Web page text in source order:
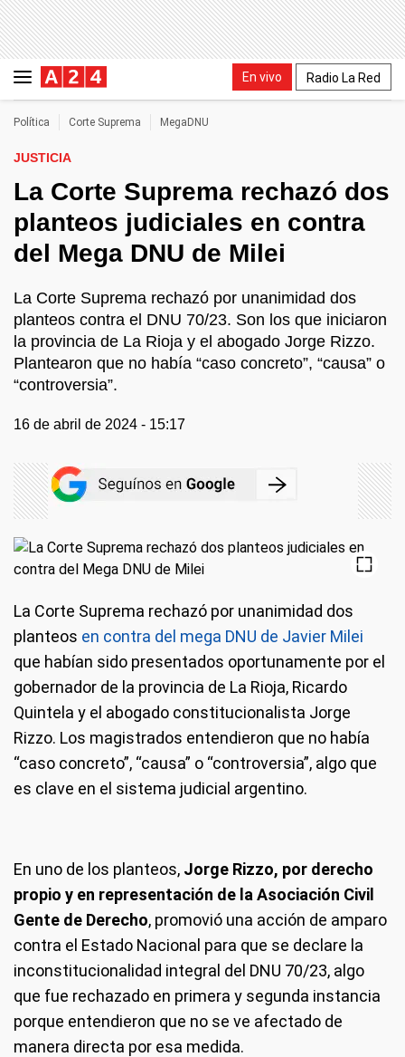
En vivo Radio La Red
Política Corte Suprema MegaDNU
JUSTICIA
La Corte Suprema rechazó dos
planteos judiciales en contra
del Mega DNU de Milei
La Corte Suprema rechazó por unanimidad dos
planteos contra el DNU 70/23. Son los que iniciaron
la provincia de La Rioja y el abogado Jorge Rizzo.
Plantearon que no había “caso concreto”, “causa” o
“controversia”.
16 de abril de 2024 - 15:17
La Corte Suprema rechazó por unanimidad dos
planteos en contra del mega DNU de Javier Milei
que habían sido presentados oportunamente por el
gobernador de la provincia de La Rioja, Ricardo
Quintela y el abogado constitucionalista Jorge
Rizzo. Los magistrados entendieron que no había
“caso concreto”, “causa” o “controversia”, algo que
es clave en el sistema judicial argentino.
En uno de los planteos, Jorge Rizzo, por derecho
propio y en representación de la Asociación Civil
Gente de Derecho, promovió una acción de amparo
contra el Estado Nacional para que se declare la
inconstitucionalidad integral del DNU 70/23, algo
que fue rechazado en primera y segunda instancia
porque entendieron que no se ve afectado de
manera directa por esa medida.